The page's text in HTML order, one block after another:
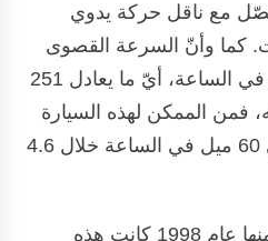
يتصّل مع ناقل حركة يدوي
سرعات. كما وأنّ السرعة القصوى
لهذه السيارة تبلغ 156 ميل في الساعة، أيّ ما يعادل 251
الممكن لهذه السيارة
أن تنطلق من سرعة 0 إلى 60 ميل في الساعة خلال 4.6
عند إطلاق السيارة الأولى منها عام 1998 كانت هذه